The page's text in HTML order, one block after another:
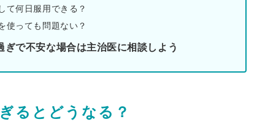
て何日服用できる？
使っても問題ない？
ぎで不安な場合は主治医に相談しよう
るとどうなる？